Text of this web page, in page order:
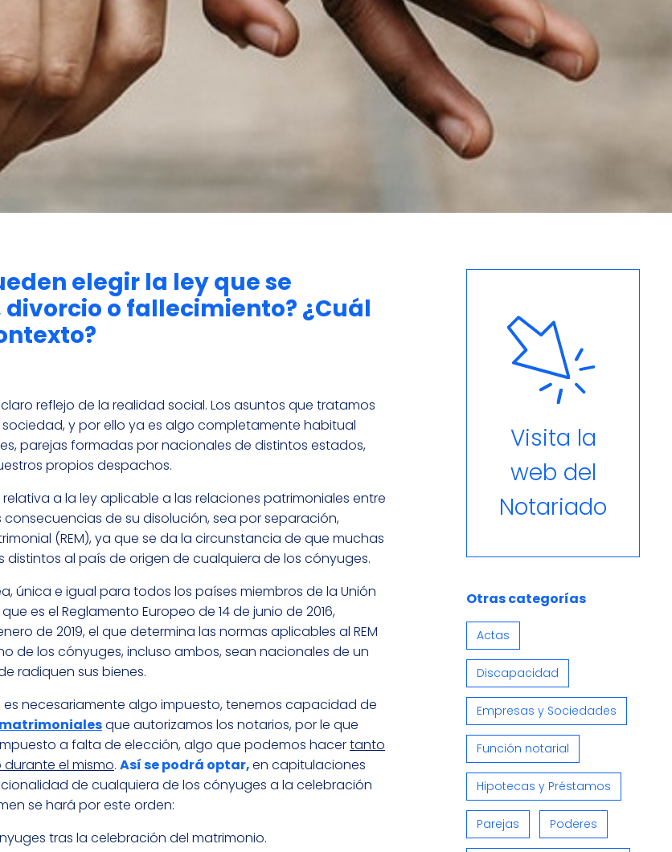
elegir la ley que se
o fallecimiento? ¿Cuál
reflejo de la realidad social. Los asuntos que tratamos
y por ello ya es algo completamente habitual
parejas formadas por nacionales de distintos estados,
propios despachos.
a la ley aplicable a las relaciones patrimoniales entre
de su disolución, sea por separación,
(REM), ya que se da la circunstancia de que muchas
al país de origen de cualquiera de los cónyuges.
única e igual para todos los países miembros de la Unión
es el Reglamento Europeo de 14 de junio de 2016,
de 2019, el que determina las normas aplicables al REM
de los cónyuges, incluso ambos, sean nacionales de un
radiquen sus bienes.
necesariamente algo impuesto, tenemos capacidad de
que autorizamos los notarios, por le que
a falta de elección, algo que podemos hacertanto
el mismo. Asíse podrá optar,en capitulaciones
de cualquiera de los cónyuges a la celebración
se hará por este orden:
tras la celebración del matrimonio.
Visita la
web del
Notariado
Otras categorías
Actas
Discapacidad
Empresas y Sociedades
Función notarial
Hipotecas y Préstamos
Parejas Poderes